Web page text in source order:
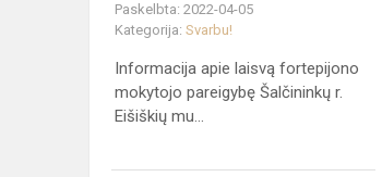
Paskelbta: 2022-04-05
Kategorija: Svarbu!
Informacija apie laisvą fortepijono
mokytojo pareigybę Šalčininkų r.
Eišiškių mu...